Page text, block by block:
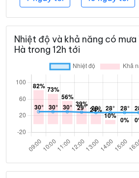
Nhiệt độ và khả năng có
Hà trong 12h tới